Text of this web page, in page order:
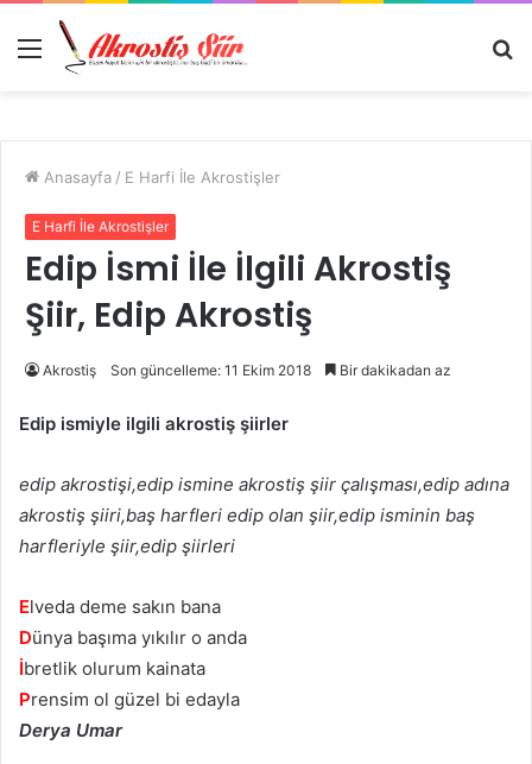
Menü
Anasayfa / E Harfi İle Akrostişler
E Harfi İle Akrostişler
Edip İsmi İle İlgili Akrostiş
Şiir, Edip Akrostiş
Akrostiş Son güncelleme: 11 Ekim 2018 Bir dakikadan az
Edip ismiyle ilgili akrostiş şiirler
edip akrostişi,edip ismine akrostiş şiir çalışması,edip adına
akrostiş şiiri,baş harfleri edip olan şiir,edip isminin baş
harfleriyle şiir,edip şiirleri
Elveda deme sakın bana
Dünya başıma yıkılır o anda
İbretlik olurum kainata
Prensim ol güzel bi edayla
Derya Umar